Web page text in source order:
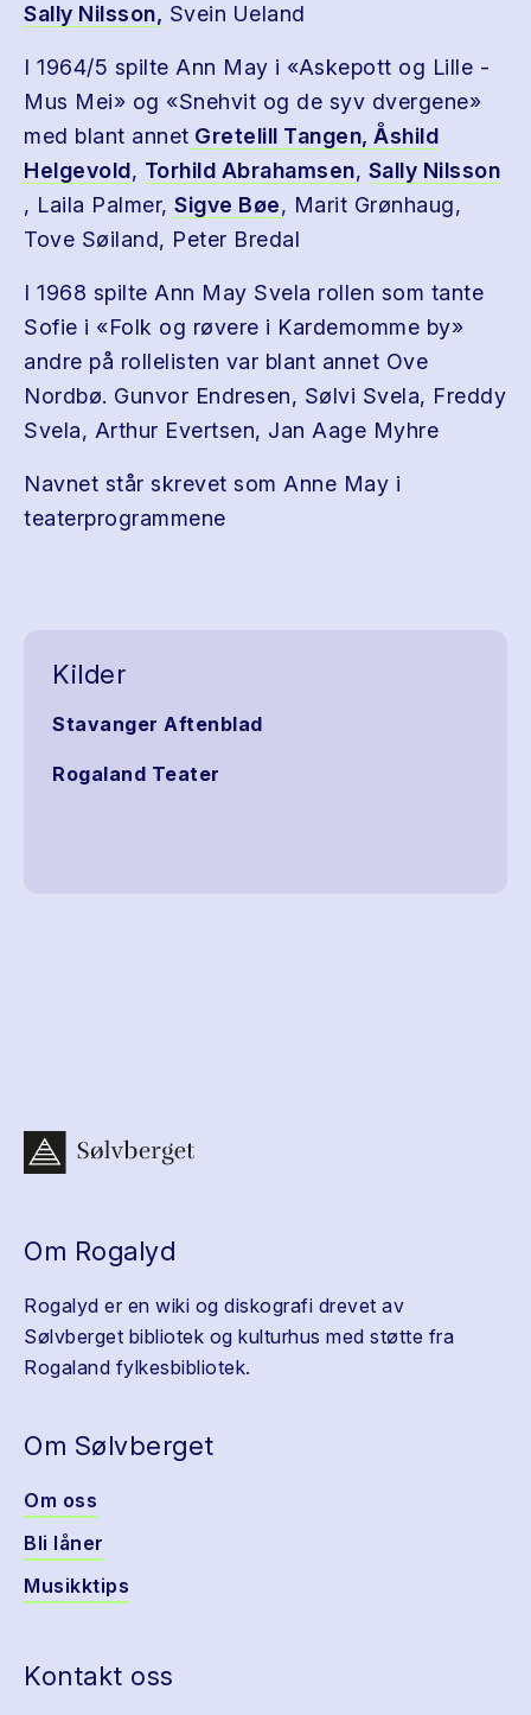
Sally Nilsson, Svein Ueland
I 1964/5 spilte Ann May i «Askepott og Lille -
Mus Mei» og «Snehvit og de syv dvergene»
med blant annet Gretelill Tangen, Åshild
Helgevold, Torhild Abrahamsen, Sally Nilsson
, Laila Palmer, Sigve Bøe, Marit Grønhaug,
Tove Søiland, Peter Bredal
I 1968 spilte Ann May Svela rollen som tante
Sofie i «Folk og røvere i Kardemomme by»
andre på rollelisten var blant annet Ove
Nordbø. Gunvor Endresen, Sølvi Svela, Freddy
Svela, Arthur Evertsen, Jan Aage Myhre
Navnet står skrevet som Anne May i
teaterprogrammene
Kilder
Stavanger Aftenblad
Rogaland Teater
Om Rogalyd
Rogalyd er en wiki og diskografi drevet av
Sølvberget bibliotek og kulturhus med støtte fra
Rogaland fylkesbibliotek.
Om Sølvberget
Om oss
Bli låner
Musikktips
Kontakt oss